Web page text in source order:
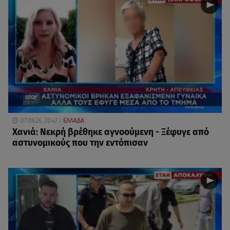
07.08.26, 20:47 ΕΛΛΑΔΑ
Χανιά: Νεκρή βρέθηκε αγνοούμενη - Ξέφυγε από
αστυνομικούς που την εντόπισαν